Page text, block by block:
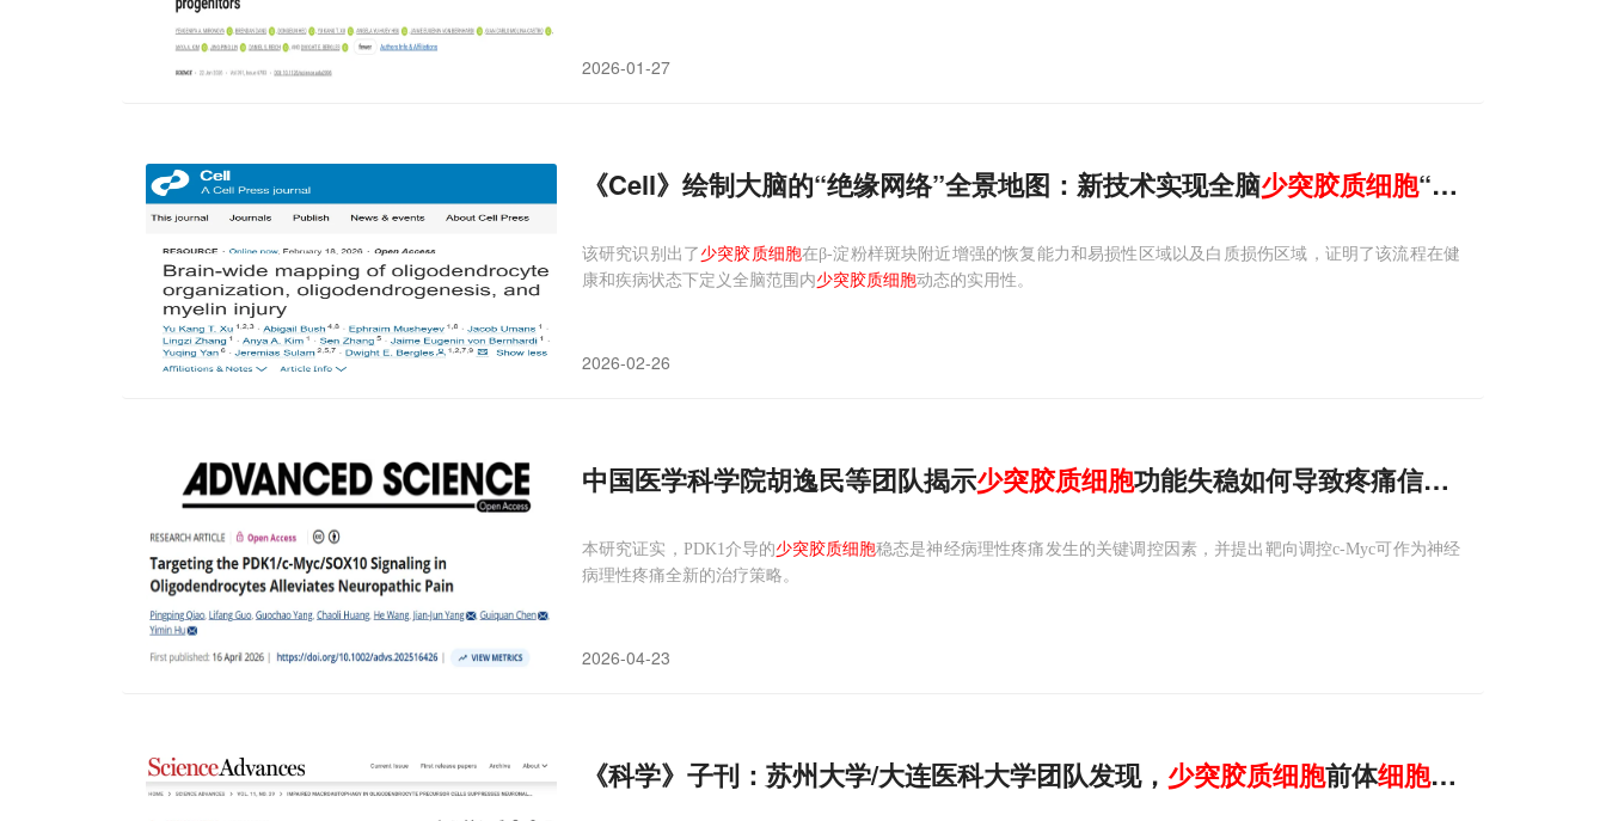
2026-01-27
《Cell》绘制大脑的“绝缘网络”全景地图：新技术实现全脑少突胶质细胞“人口普查”，
该研究识别出了 少突胶质细胞在β-淀粉样斑块附近增强的恢复能力和易损性区域以及白质损伤区域，证明了该流程在健
康和疾病状态下定义全脑范围内少突胶质细胞动态的实用性。
2026-02-26
中国医学科学院胡逸民等团队揭示少突胶质细胞功能失稳如何导致疼痛信号异常传导
本研究证实，PDK1介导的少突胶质细胞稳态是神经病理性疼痛发生的关键调控因素，并提出靶向调控c-Myc可作为神经
病理性疼痛全新的治疗策略。
2026-04-23
《科学》子刊：苏州大学/大连医科大学团队发现， 少突胶质细胞前体细胞自噬受损，会